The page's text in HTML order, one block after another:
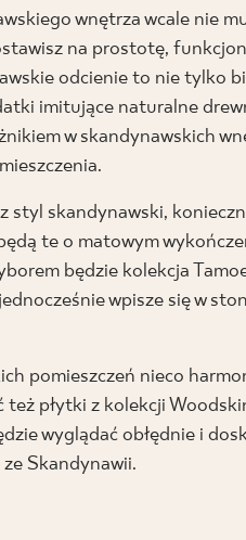
wnętrza wcale nie
na prostotę,
odcienie to nie tylko
imitujące naturalne
w skandynawskich
styl skandynawski,
te o matowym
będzie kolekcja
wpisze się w
pomieszczeń nieco
też płytki z kolekcji
wyglądać obłędnie i
Skandynawii.